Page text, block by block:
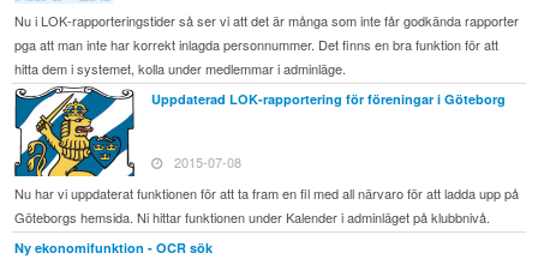
Nu i LOK-rapporteringstider så ser vi att det är många som inte får godkända rapporter
pga att man inte har korrekt inlagda personnummer. Det finns en bra funktion för att
hitta dem i systemet, kolla under medlemmar i adminläge.
Uppdaterad LOK-rapportering för föreningar i Göteborg
2015-07-08
Nu har vi uppdaterat funktionen för att ta fram en fil med all närvaro för att ladda upp på
Göteborgs hemsida. Ni hittar funktionen under Kalender i adminläget på klubbnivå.
Ny ekonomifunktion - OCR sök